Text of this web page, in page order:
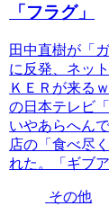
「フラグ」
田中直樹が「
に反発、ネッ
ＫＥＲが来る
の日本テレビ
いやあらへん
店の「食べ尽
れた。「ギブ
その他